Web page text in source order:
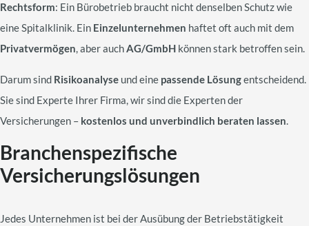
Rechtsform: Ein Bürobetrieb braucht nicht denselben Schutz wie
eine Spitalklinik. Ein Einzelunternehmen haftet oft auch mit dem
Privatvermögen, aber auchAG/GmbH können stark betroffen sein.
Darum sind Risikoanalyse und eine passende Lösungentscheidend.
Sie sind Experte Ihrer Firma, wir sind die Experten der
Versicherungen – kostenlos und unverbindlich beraten lassen.
Branchenspezifische
Versicherungslösungen
Jedes Unternehmen ist bei der Ausübung der Betriebstätigkeit